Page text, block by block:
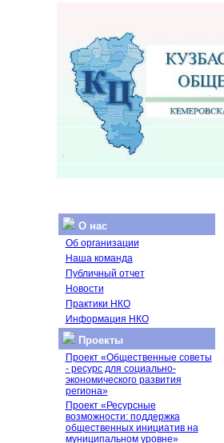
О нас
Об организации
Наша команда
Публичный отчет
Новости
Практики НКО
Информация НКО
Проекты
Проект «Общественные советы
- ресурс для социально-
экономического развития
региона»
Проект «Ресурсные
возможности: поддержка
общественных инициатив на
муниципальном уровне»